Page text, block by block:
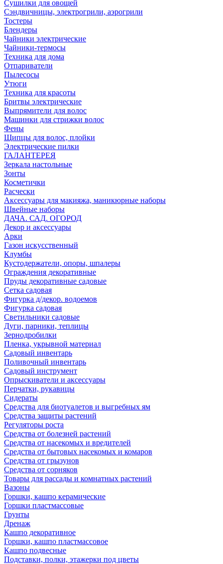
Сушилки для овощей
Сэндвичницы, электрогрили, аэрогрили
Тостеры
Блендеры
Чайники электрические
Чайники-термосы
Техника для дома
Отпариватели
Пылесосы
Утюги
Техника для красоты
Бритвы электрические
Выпрямители для волос
Машинки для стрижки волос
Фены
Щипцы для волос, плойки
Электрические пилки
ГАЛАНТЕРЕЯ
Зеркала настольные
Зонты
Косметички
Расчески
Аксессуары для макияжа, маникюрные наборы
Швейные наборы
ДАЧА. САД. ОГОРОД
Декор и аксессуары
Арки
Газон искусственный
Клумбы
Кустодержатели, опоры, шпалеры
Ограждения декоративные
Пруды декоративные садовые
Сетка садовая
Фигурка д/декор. водоемов
Фигурка садовая
Светильники садовые
Дуги, парники, теплицы
Зернодробилки
Пленка, укрывной материал
Садовый инвентарь
Поливочный инвентарь
Садовый инструмент
Опрыскиватели и аксессуары
Перчатки, рукавицы
Сидераты
Средства для биотуалетов и выгребных ям
Средства защиты растений
Регуляторы роста
Средства от болезней растений
Средства от насекомых и вредителей
Средства от бытовых насекомых и комаров
Средства от грызунов
Средства от сорняков
Товары для рассады и комнатных растений
Вазоны
Горшки, кашпо керамические
Горшки пластмассовые
Грунты
Дренаж
Кашпо декоративное
Горшки, кашпо пластмассовое
Кашпо подвесные
Подставки, полки, этажерки под цветы